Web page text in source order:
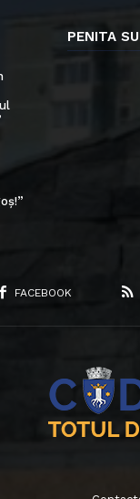
PENITA
FACEBOOK